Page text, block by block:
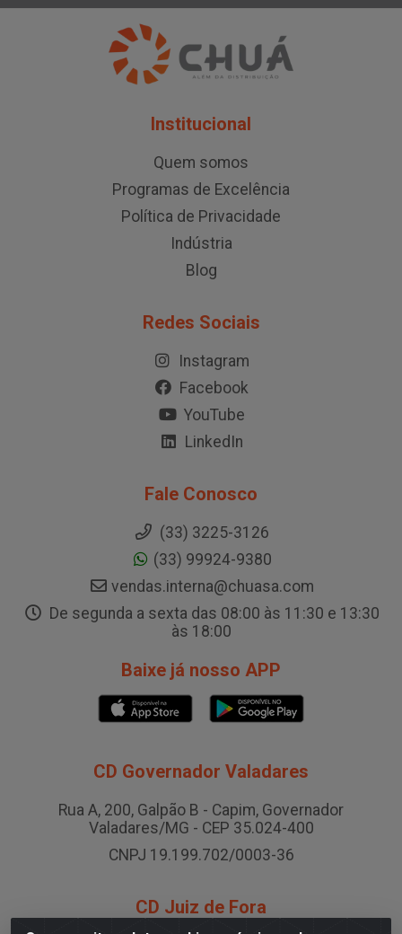
Institucional
Quem somos
Programas de Excelência
Política de Privacidade
Indústria
Blog
Redes Sociais
Instagram
Facebook
YouTube
LinkedIn
Fale Conosco
(33) 3225-3126
(33) 99924-9380
vendas.interna@chuasa.com
De segunda a sexta das 08:00 às 11:30 e 13:30
às 18:00
Baixe já nosso APP
CD Governador Valadares
Rua A, 200, Galpão B - Capim, Governador
Valadares/MG - CEP 35.024-400
CNPJ 19.199.702/0003-36
CD Juiz de Fora